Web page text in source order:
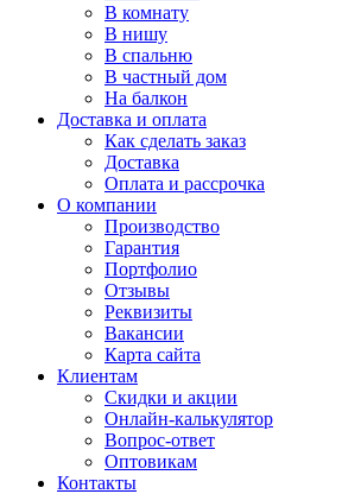
В комнату
В нишу
В спальню
В частный дом
На балкон
Доставка и оплата
Как сделать заказ
Доставка
Оплата и рассрочка
О компании
Производство
Гарантия
Портфолио
Отзывы
Реквизиты
Вакансии
Карта сайта
Клиентам
Скидки и акции
Онлайн-калькулятор
Вопрос-ответ
Оптовикам
Контакты